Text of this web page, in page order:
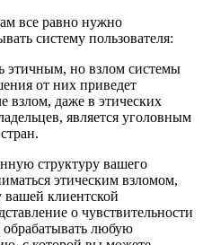
все равно нужно
систему пользователя:
этичным, но взлом системы
от них приведет
взлом, даже в этических
является уголовным
структуру вашего
этическим взломом,
вашей клиентской
о чувствительности
любую